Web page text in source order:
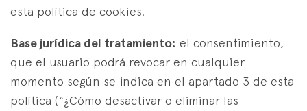
esta política de cookies.
Base jurídica del tratamiento: el consentimiento,
que el usuario podrá revocar en cualquier
momento según se indica en el apartado 3 de esta
política (“¿Cómo desactivar o eliminar las